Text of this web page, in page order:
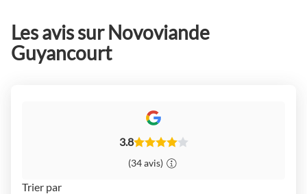
Les avis sur Novoviande
Guyancourt
3.8
(34 avis)
Trier par